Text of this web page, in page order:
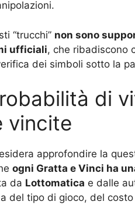
“trucchi” non sono
ufficiali, che ribadiscono
dei simboli sotto la
di
vincite
approfondire la
ogni Gratta e Vinci ha
da Lottomatica e dalle
del tipo di gioco, del